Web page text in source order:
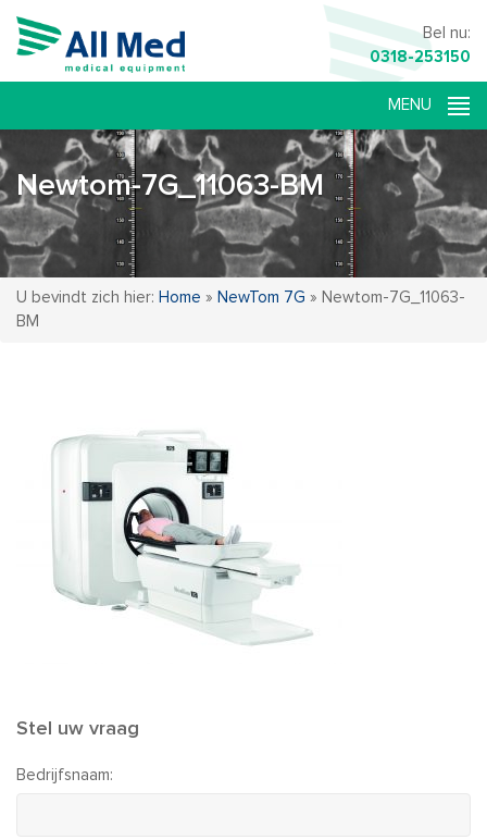
Bel nu:
0318-253150
Newtom-7G_11063-BM
U bevindt zich hier: Home » NewTom 7G » Newtom-7G_11063-
BM
Stel uw vraag
Bedrijfsnaam: